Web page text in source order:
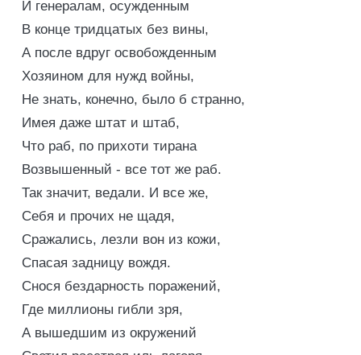
И генералам, осужденным
В конце тридцатых без вины,
А после вдруг освобожденным
Хозяином для нужд войны,
Не знать, конечно, было б странно,
Имея даже штат и штаб,
Что раб, по прихоти тирана
Возвышенный - все тот же раб.
Так значит, ведали. И все же,
Себя и прочих не щадя,
Сражались, лезли вон из кожи,
Спасая задницу вождя.
Снося бездарность поражений,
Где миллионы гибли зря,
А вышедшим из окружений